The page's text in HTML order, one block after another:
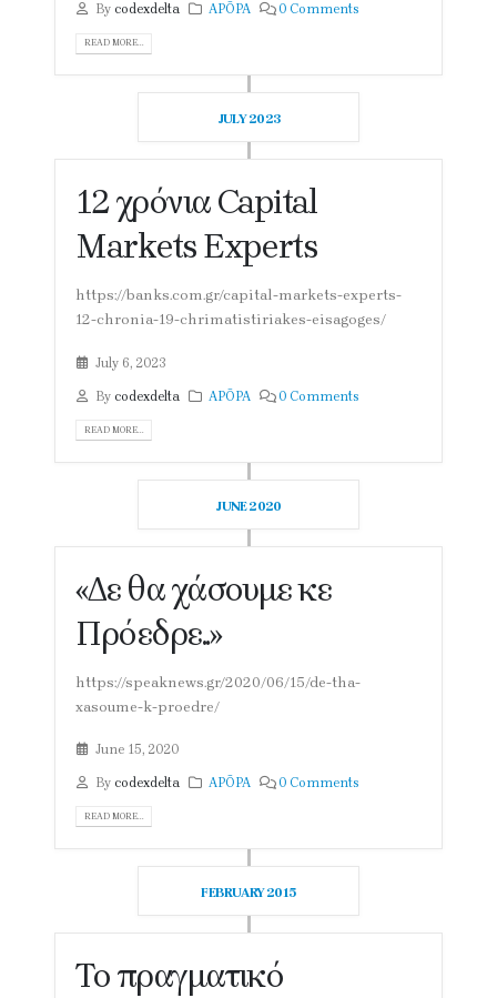
By codexdelta ΑΡΘΡΑ 0 Comments
READ MORE...
JULY 2023
12 χρόνια Capital
Markets Experts
https://banks.com.gr/capital-markets-experts-
12-chronia-19-chrimatistiriakes-eisagoges/
July 6, 2023
By codexdelta ΑΡΘΡΑ 0 Comments
READ MORE...
JUNE 2020
«Δε θα χάσουμε κε
Πρόεδρε..»
https://speaknews.gr/2020/06/15/de-tha-
xasoume-k-proedre/
June 15, 2020
By codexdelta ΑΡΘΡΑ 0 Comments
READ MORE...
FEBRUARY 2015
Το πραγματικό